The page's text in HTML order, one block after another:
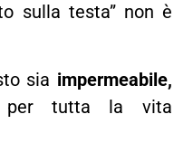
sulla testa” non è
sia impermeabile,
per tutta la vita